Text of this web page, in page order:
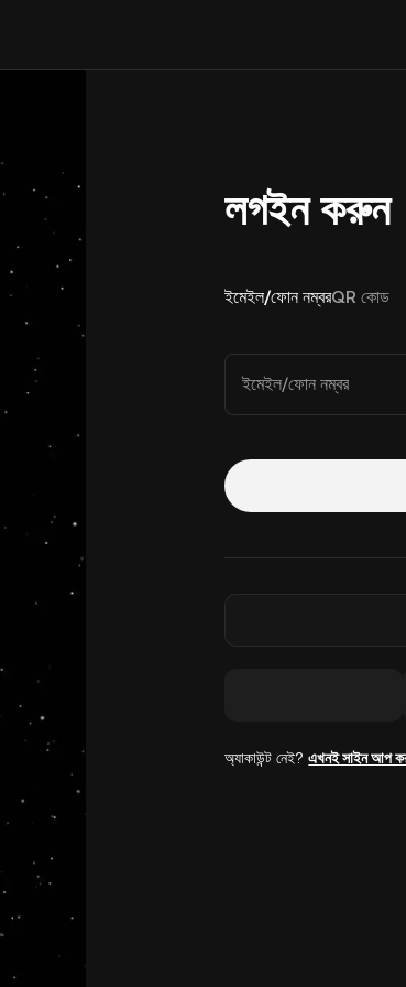
লগইন করুন
ইমেইল/ফোন নম্বরQR কোড
ইমেইল/ফোন নম্বর
অ্যাকাউন্ট নেই?এখনই সাইন আপ